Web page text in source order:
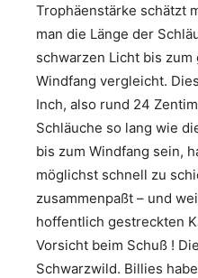
Trophäenstärke schätzt
man die Länge der
schwarzen Licht bis
Windfang vergleicht.
Inch, also rund 24
Schläuche so lang wie
bis zum Windfang sein,
möglichst schnell zu
zusammenpaßt – und
hoffentlich gestreckten
Vorsicht beim Schuß !
Schwarzwild. Billies